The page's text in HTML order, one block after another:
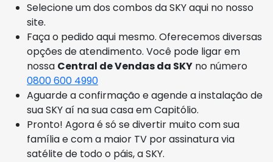
Selecione um dos combos da SKY aqui no nosso
site.
Faça o pedido aqui mesmo. Oferecemos diversas
opções de atendimento. Você pode ligar em
nossa Central de Vendas da SKY no número
0800 600 4990
Aguarde a confirmação e agende a instalação de
sua SKY aí na sua casa em Capitólio.
Pronto! Agora é só se divertir muito com sua
família e com a maior TV por assinatura via
satélite de todo o páis, a SKY.